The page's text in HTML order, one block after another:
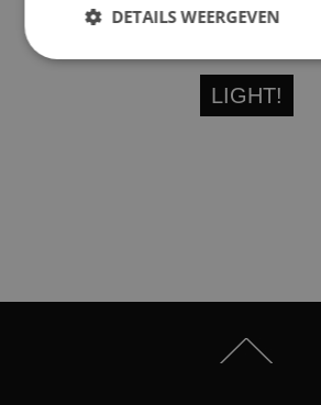
LIGHT!
DETAILS WEERGEVEN